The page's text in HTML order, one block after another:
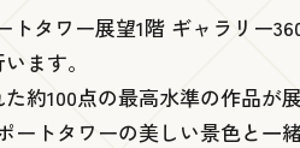
タワー展望1階 ギャラリー360
ます。
約100点の最高水準の作品が
ートタワーの美しい景色と一